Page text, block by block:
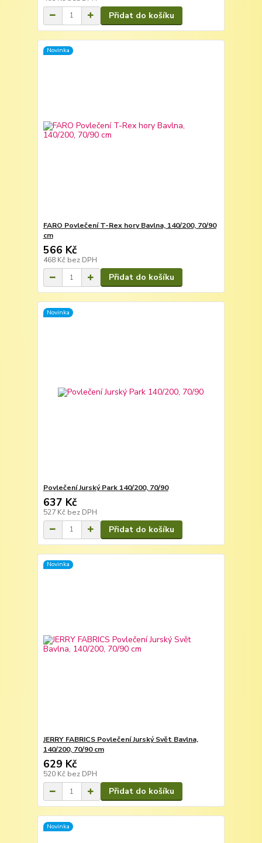
Přidat do košíku
Novinka
FARO Povlečení T-Rex hory Bavlna, 140/200, 70/90
cm
566 Kč
468 Kč bez DPH
Přidat do košíku
Novinka
Povlečení Jurský Park 140/200, 70/90
637 Kč
527 Kč bez DPH
Přidat do košíku
Novinka
JERRY FABRICS Povlečení Jurský Svět Bavlna,
140/200, 70/90 cm
629 Kč
520 Kč bez DPH
Přidat do košíku
Novinka